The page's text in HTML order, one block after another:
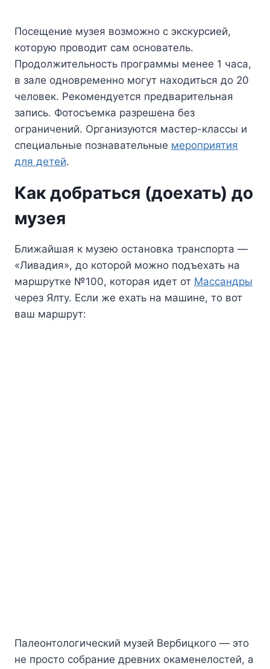
Посещение музея возможно с экскурсией,
которую проводит сам основатель.
Продолжительность программы менее 1 часа,
в зале одновременно могут находиться до 20
человек. Рекомендуется предварительная
запись. Фотосъемка разрешена без
ограничений. Организуются мастер-классы и
специальные познавательные мероприятия
для детей.
Как добраться (доехать) до
музея
Ближайшая к музею остановка транспорта —
«Ливадия», до которой можно подъехать на
маршрутке №100, которая идет от Массандры
через Ялту. Если же ехать на машине, то вот
ваш маршрут:
Палеонтологический музей Вербицкого — это
не просто собрание древних окаменелостей, а